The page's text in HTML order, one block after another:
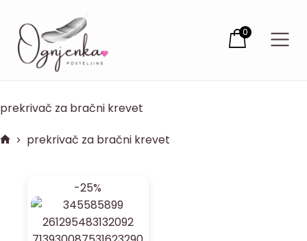
0
prekrivač za bračni krevet
prekrivač za bračni krevet
-25%